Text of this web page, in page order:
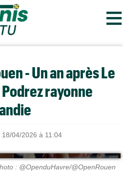
≡
- Un an après Le
rayonne
18/04/2026 à 11:04
: @OpenduHavre/@OpenRouen